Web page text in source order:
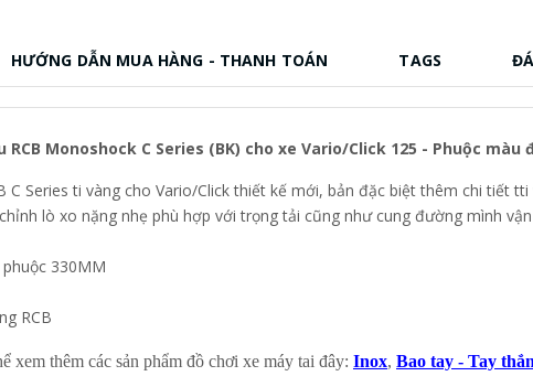
HƯỚNG DẪN MUA HÀNG - THANH TOÁN TAGS
RCB Monoshock C Series (BK) cho xe Vario/Click 125 - Phuộc
C Series ti vàng cho Vario/Click thiết kế mới, bản đặc biệt thêm chi
lò xo nặng nhẹ phù hợp với trọng tải cũng như cung đường mình
330MM
RCB
xem thêm các sản phẩm đồ chơi xe máy tai đây: Inox, Bao tay - Tay